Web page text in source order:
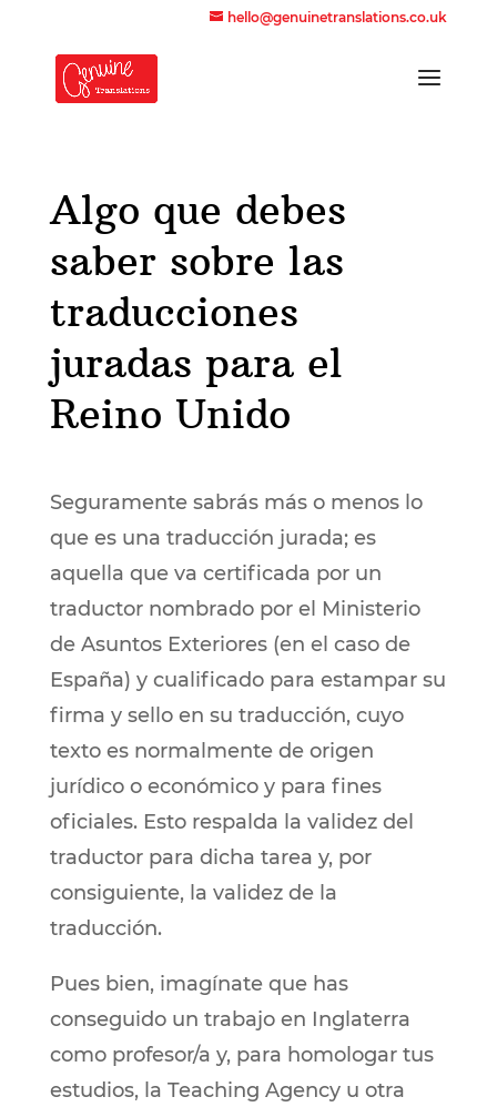
hello@genuinetranslations.co.uk
Algo que debes
saber sobre las
traducciones
juradas para el
Reino Unido
Seguramente sabrás más o menos lo
que es una traducción jurada; es
aquella que va certificada por un
traductor nombrado por el Ministerio
de Asuntos Exteriores (en el caso de
España) y cualificado para estampar su
firma y sello en su traducción, cuyo
texto es normalmente de origen
jurídico o económico y para fines
oficiales. Esto respalda la validez del
traductor para dicha tarea y, por
consiguiente, la validez de la
traducción.
Pues bien, imagínate que has
conseguido un trabajo en Inglaterra
como profesor/a y, para homologar tus
estudios, la Teaching Agency u otra